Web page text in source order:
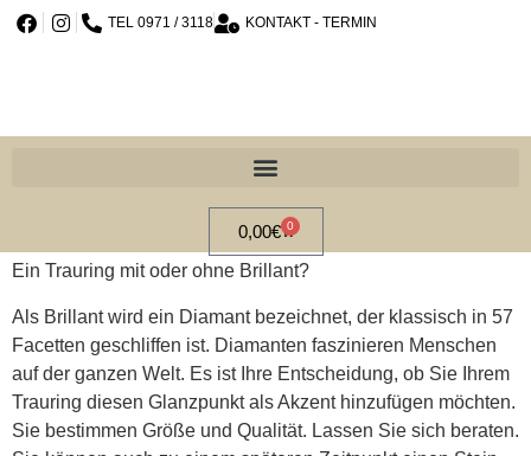
TEL 0971 / 3118 KONTAKT - TERMIN
0,00€ 0
Ein Trauring mit oder ohne Brillant?
Als Brillant wird ein Diamant bezeichnet, der klassisch in 57
Facetten geschliffen ist. Diamanten faszinieren Menschen
auf der ganzen Welt. Es ist Ihre Entscheidung, ob Sie Ihrem
Trauring diesen Glanzpunkt als Akzent hinzufügen möchten.
Sie bestimmen Größe und Qualität. Lassen Sie sich beraten.